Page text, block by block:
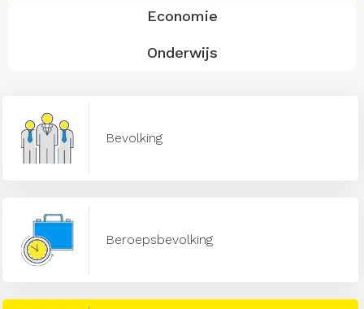
Economie
Onderwijs
Bevolking
Beroepsbevolking